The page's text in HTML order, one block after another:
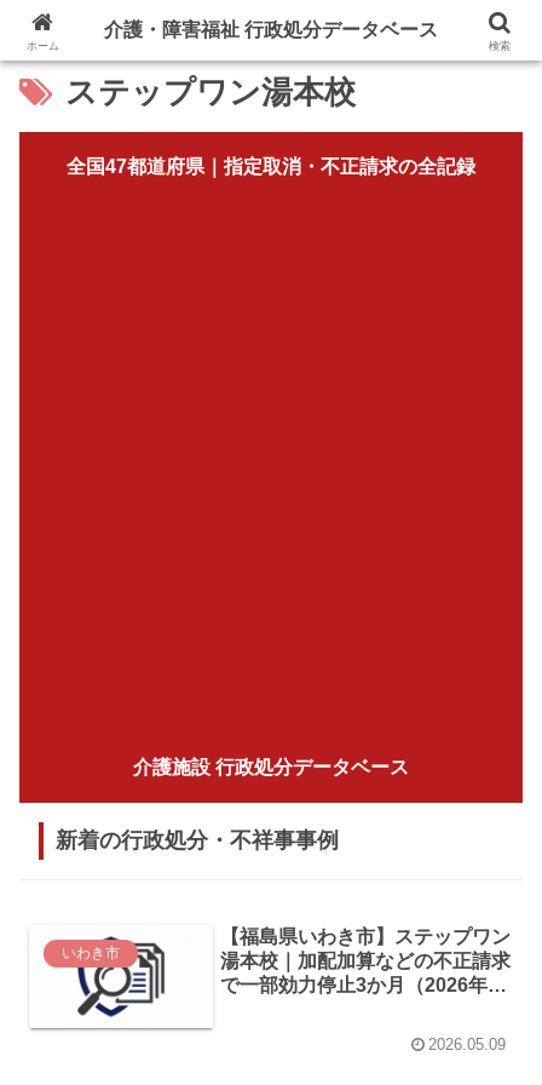
ステップワン湯本校
全国47都道府県｜指定取消・不正請求の全記録
介護施設 行政処分データベース
新着の行政処分・不祥事事例
いわき市
【福島県いわき市】ステップワン
湯本校｜加配加算などの不正請求
で一部効力停止3か月（2026年3
2026.05.09
ホーム
介護・障害福祉 行政処分データベース
検索